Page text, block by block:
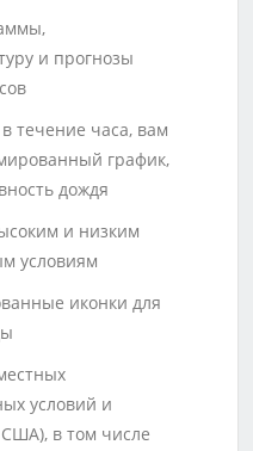
и прогнозы
течение часа, вам
график,
дождя
и низким
условиям
иконки для
условий и
в том числе